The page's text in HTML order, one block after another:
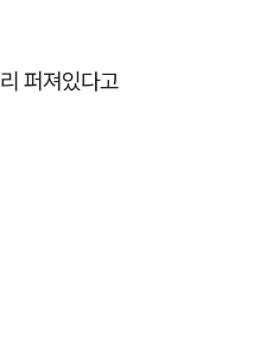
퍼져있다고